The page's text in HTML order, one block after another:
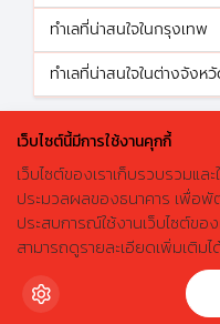
ค้นหาบ้านมือสองธอส.
ลองเปลี่ยนมาใช้ผ่านแอปดูสิ
ทำเลที่น่าสนใจในกรุงเทพ
ทำเลที่น่าสนใจในต่างจังห
© 2026
ธนาคารอาคารสงเคราะห์ (สำนั
กรุงเ
โทรศัพท์: 0-2645-9000 โทรสาร:
เว็บไซต์นี้มีการใช้งานคุกกี้
เว็บไซต์ของเราเก็บรวบรวมแ
ประมวลผลของธนาคาร เพื่อพั
ประสบการณ์ใช้งานเว็บไซต์ข
สามารถดูรายละเอียดเพิ่มเติม